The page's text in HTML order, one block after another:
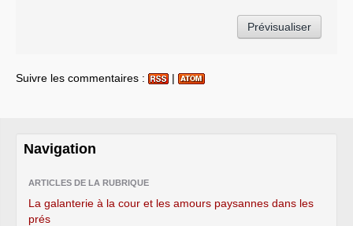
Suivre les commentaires : |
Navigation
ARTICLES DE LA RUBRIQUE
La galanterie à la cour et les amours paysannes dans les
prés